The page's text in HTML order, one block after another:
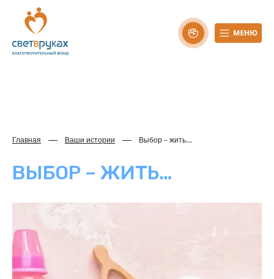
Главная Ваши истории Выбор – жить…
ВЫБОР – ЖИТЬ…